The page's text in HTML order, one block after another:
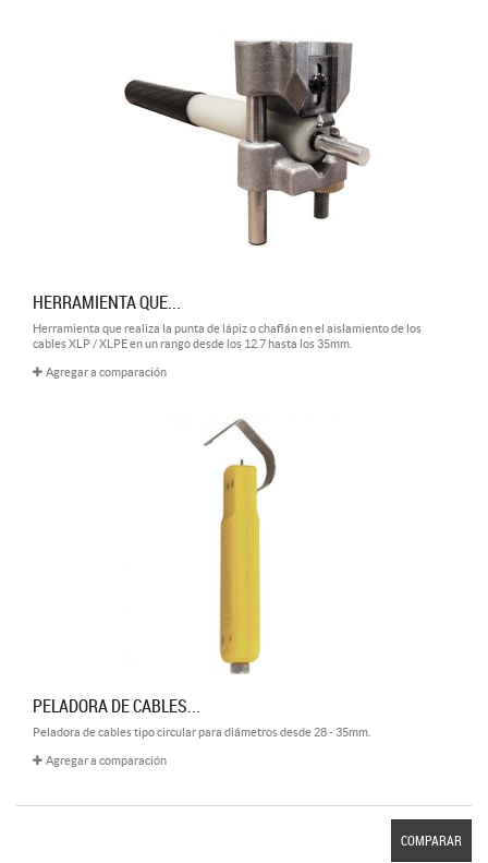
HERRAMIENTA QUE...
Herramienta que realiza la punta de lápiz o chaflán en el aislamiento de los
cables XLP / XLPE en un rango desde los 12.7 hasta los 35mm.
Agregar a comparación
PELADORA DE CABLES...
Peladora de cables tipo circular para diámetros desde 28 - 35mm.
Agregar a comparación
COMPARAR